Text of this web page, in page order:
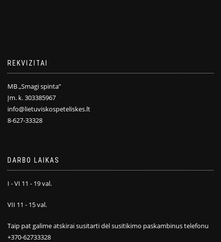
REKVIZITAI
MB „Smagi spinta”
Įm. k. 303385967
info@lietuviskospeteliskes.lt
8-627-33328
DARBO LAIKAS
I - VI 11 - 19 val.
VII 11 - 15 val.
Taip pat galime atskirai susitarti dėl susitikimo paskambinus telefonu
+370-62733328